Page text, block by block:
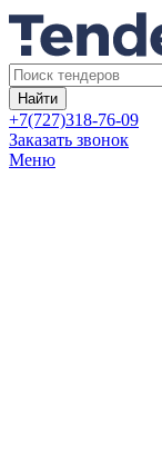
Найти
+7(727)318-76-09
Заказать звонок
Меню